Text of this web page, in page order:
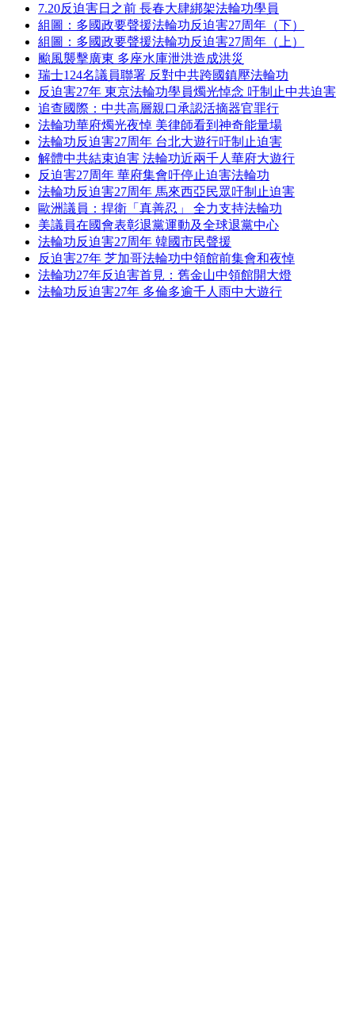
7.20反迫害日之前 長春大肆綁架法輪功學員
組圖：多國政要聲援法輪功反迫害27周年（下）
組圖：多國政要聲援法輪功反迫害27周年（上）
颱風襲擊廣東 多座水庫泄洪造成洪災
瑞士124名議員聯署 反對中共跨國鎮壓法輪功
反迫害27年 東京法輪功學員燭光悼念 吁制止中共迫害
追查國際：中共高層親口承認活摘器官罪行
法輪功華府燭光夜悼 美律師看到神奇能量場
法輪功反迫害27周年 台北大遊行吁制止迫害
解體中共結束迫害 法輪功近兩千人華府大遊行
反迫害27周年 華府集會吁停止迫害法輪功
法輪功反迫害27周年 馬來西亞民眾吁制止迫害
歐洲議員：捍衛「真善忍」 全力支持法輪功
美議員在國會表彰退黨運動及全球退黨中心
法輪功反迫害27周年 韓國市民聲援
反迫害27年 芝加哥法輪功中領館前集會和夜悼
法輪功27年反迫害首見：舊金山中領館開大燈
法輪功反迫害27年 多倫多逾千人雨中大遊行